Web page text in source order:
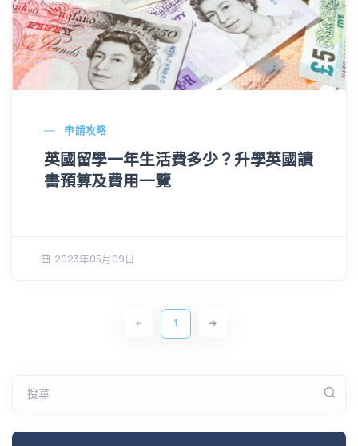
申請攻略
英國留學一年生活費多少？升學英國讀
書預算及費用一覽
2023年05月09日
1
搜尋